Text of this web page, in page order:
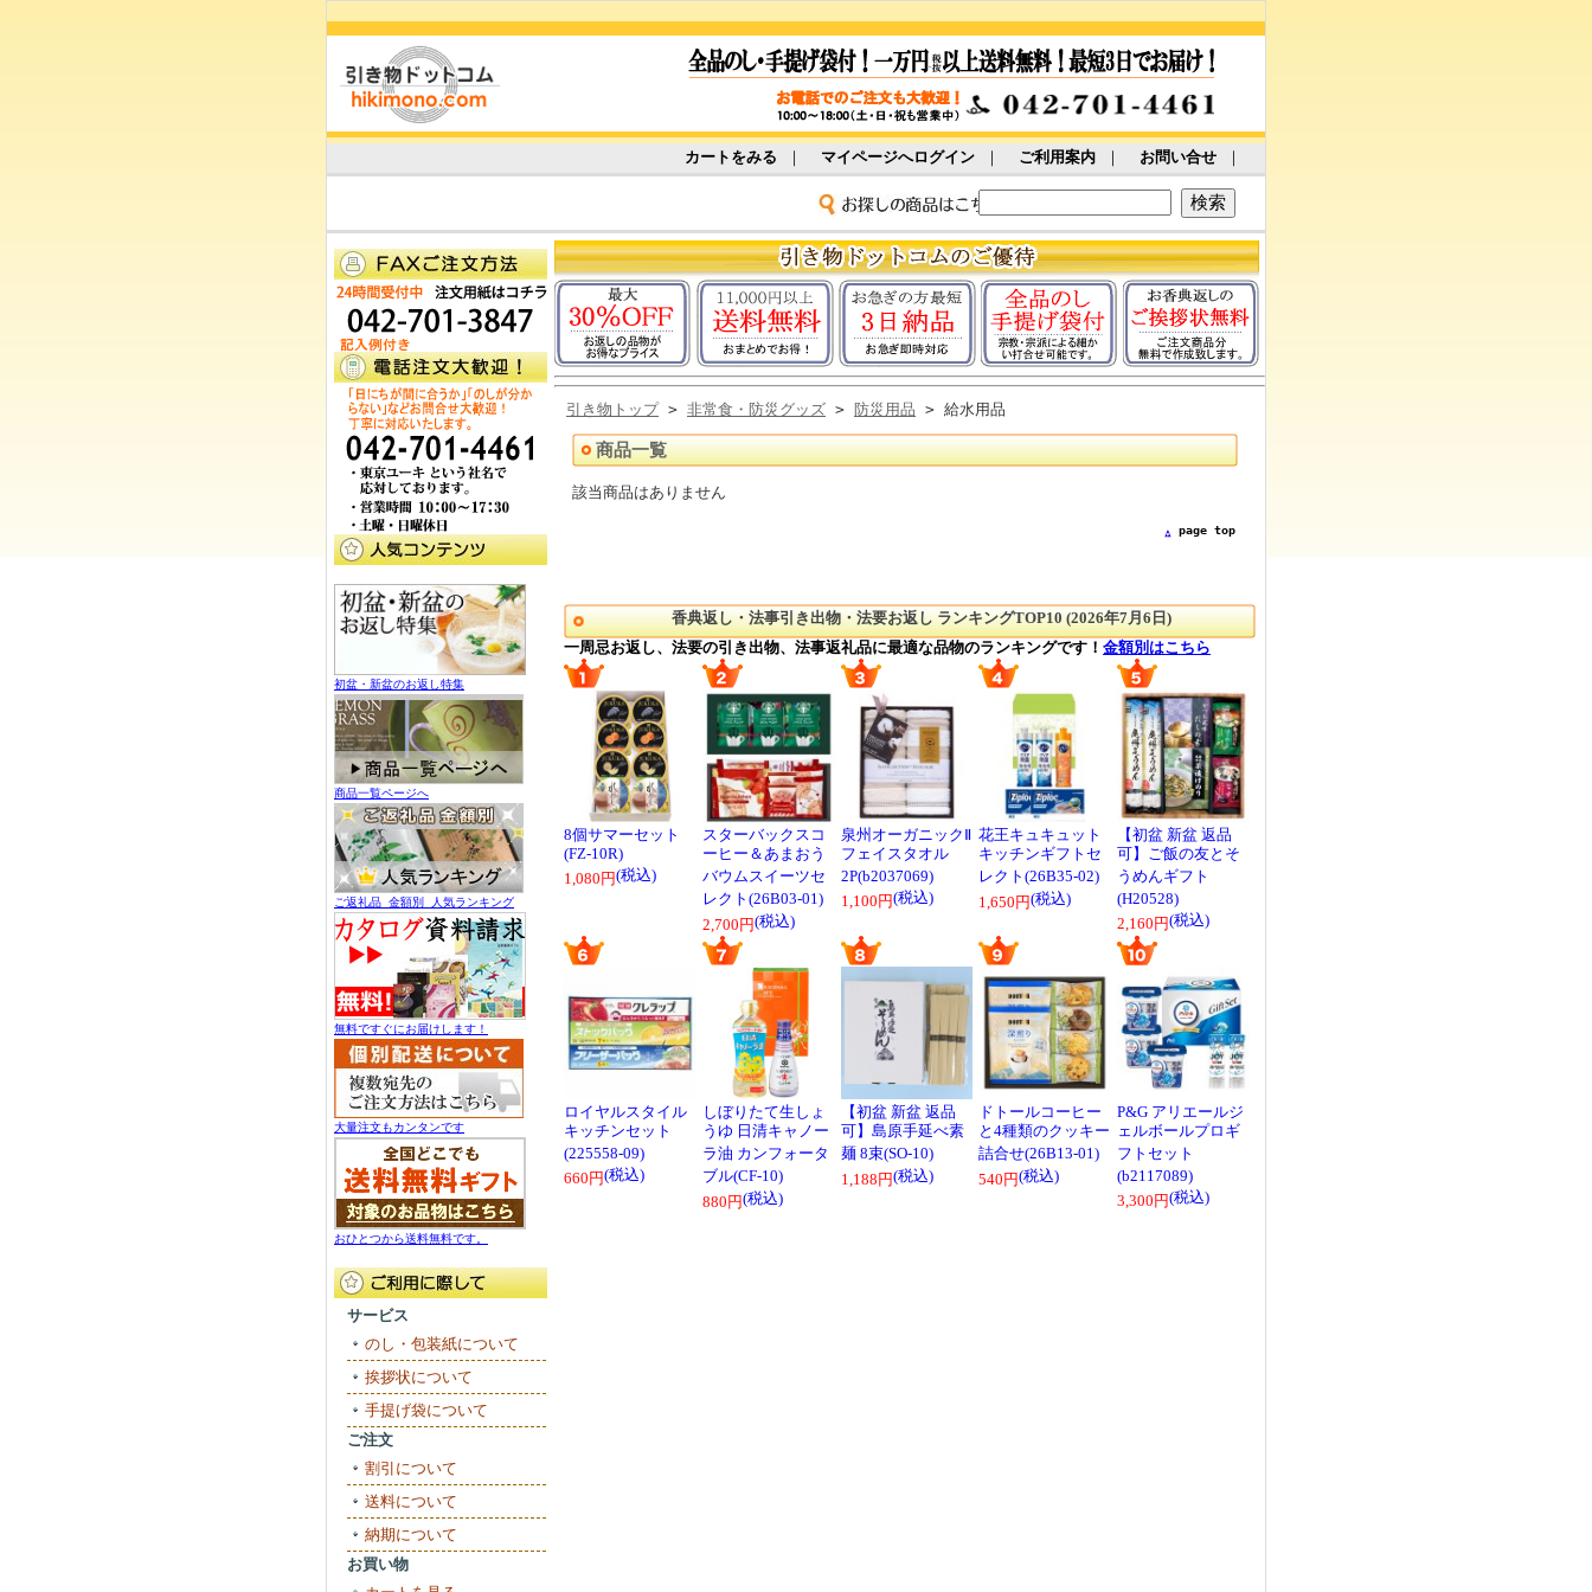
カートをみる ｜ マイページへログイン ｜ ご利用案内 ｜ お問い合せ ｜
初盆・新盆のお返し特集
商品一覧ページへ
ご返礼品 金額別 人気ランキング
無料ですぐにお届けします！
大量注文もカンタンです
おひとつから送料無料です。
サービス
のし・包装紙について
挨拶状について
手提げ袋について
ご注文
割引について
送料について
納期について
お買い物
引き物トップ> 非常食・防災グッズ > 防災用品 > 給水用品
商品一覧
該当商品はありません
page top